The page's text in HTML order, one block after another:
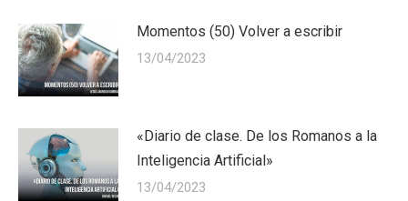
Momentos (50) Volver a escribir
13/04/2023
«Diario de clase. De los Romanos a la
Inteligencia Artificial»
13/04/2023